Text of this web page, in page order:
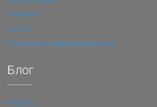
Контакты
Услуги
Политика конфиденциальности
Блог
Новости